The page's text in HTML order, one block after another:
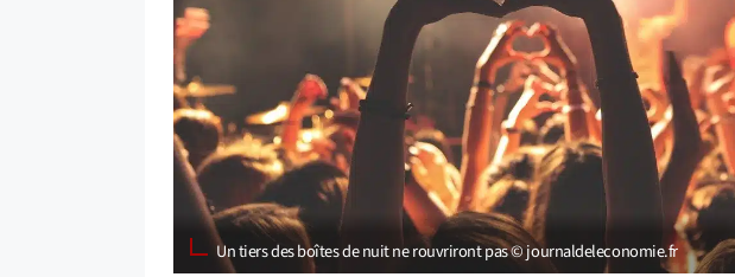
Un tiers des boîtes de nuit ne rouvriront pas © journaldeleconomie.fr